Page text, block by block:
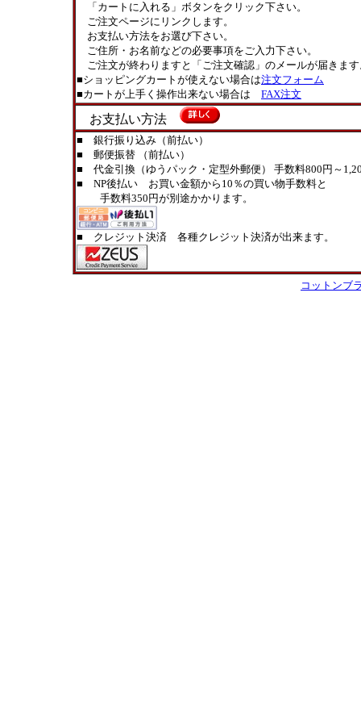
「カートに入れる」ボタンをクリック下さい。
ご注文ページにリンクします。
お支払い方法をお選び下さい。
ご住所・お名前などの必要事項をご入力下さい。
ご注文が終わりますと「ご注文確認」のメールが届きま
■ショッピングカートが使えない場合は注文フォーム
■カートが上手く操作出来ない場合は FAX注文
お支払い方法
■ 銀行振り込み（前払い）
■ 郵便振替 （前払い）
■ 代金引換（ゆうパック・定型外郵便） 手数料800円～
■ NP後払い お買い金額から10％の買い物手数料と
手数料350円が別途かかります。
■ クレジット決済 各種クレジット決済が出来ます。
コットンブ